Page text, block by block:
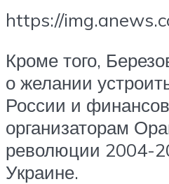
https://
Кроме того,
о желании
России и
организаторам
революции 2004-
Украине.